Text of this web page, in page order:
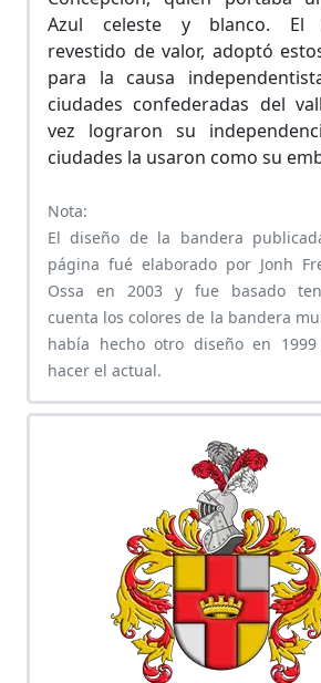
Azul celeste y blanco. El
revestido de valor, adoptó
para la causa
ciudades confederadas del
vez lograron su
ciudades la usaron como su
Nota:
El diseño de la bandera
página fué elaborado por Jonh
Ossa en 2003 y fue basado
cuenta los colores de la bandera
había hecho otro diseño en
hacer el actual.